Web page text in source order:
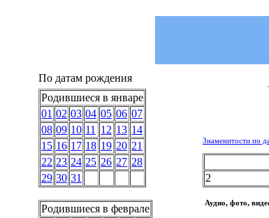
По датам рождения
Родившиеся в январе
01 02 03 04 05 06 07
08 09 10 11 12 13 14
15 16 17 18 19 20 21
22 23 24 25 26 27 28
29 30 31
Родившиеся в феврале
Знаменитости по
2
Аудио, фото,